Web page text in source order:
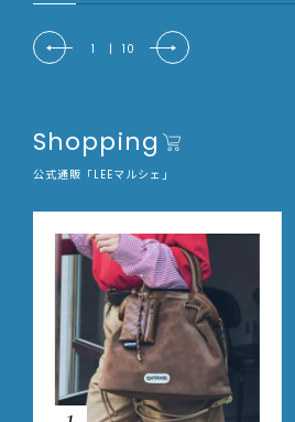
1 | 10
Shopping
公式通販「LEEマルシェ」